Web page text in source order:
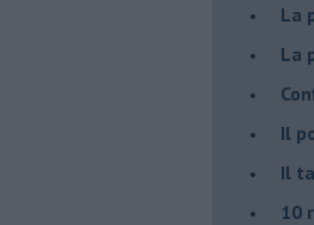
La
La
Il
Il
10